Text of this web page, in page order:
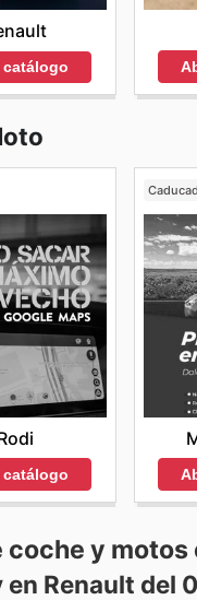
catálogo
catálogo
y motos
Renault del